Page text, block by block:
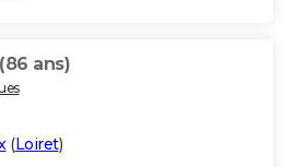
(86 ans)
(Loiret)